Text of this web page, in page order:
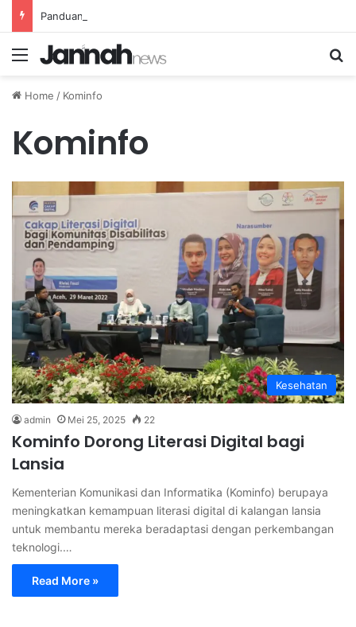
Menu
Home / Kominfo
Kominfo
Kesehatan
admin Mei 25, 2025 22
Kominfo Dorong Literasi Digital bagi
Lansia
Kementerian Komunikasi dan Informatika (Kominfo) berupaya
meningkatkan kemampuan literasi digital di kalangan lansia
untuk membantu mereka beradaptasi dengan perkembangan
teknologi.…
Read More »